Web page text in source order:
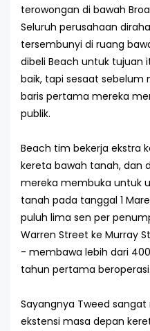
terowongan di bawah
Seluruh perusahaan
tersembunyi di ruang
dibeli Beach untuk tujuan
baik, tapi sesaat sebelum
baris pertama mereka
publik.
Beach tim bekerja ekstra
kereta bawah tanah, dan
mereka membuka untuk
tanah pada tanggal 1
puluh lima sen per
Warren Street ke Murray
- membawa lebih dari
tahun pertama beroperasi.
Sayangnya Tweed
ekstensi masa depan